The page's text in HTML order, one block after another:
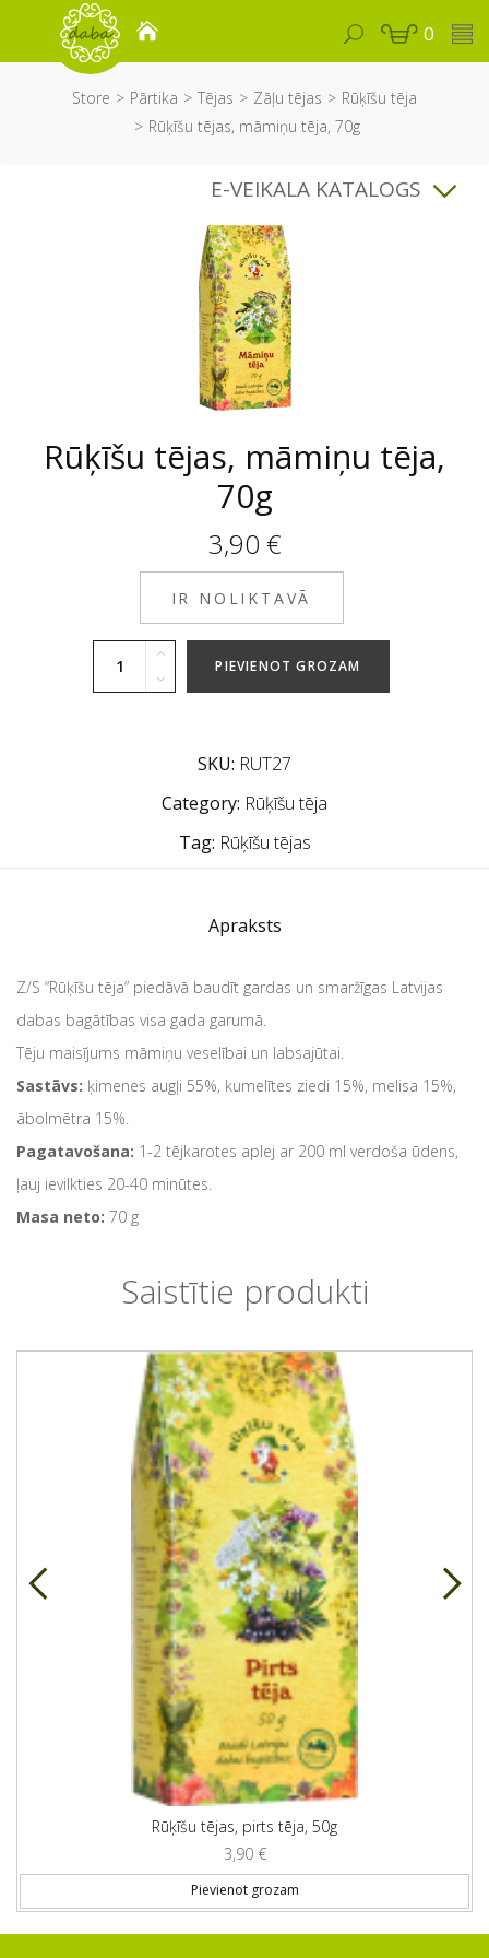
0
Store Pārtika Tējas Zāļu tējas
Rūķīšu tēja
Rūķīšu tējas, māmiņu tēja, 70g
E-VEIKALA KATALOGS
Rūķīšu tējas, māmiņu tēja,
70g
3,90 €
IR NOLIKTAVĀ
PIEVIENOT GROZAM
SKU: RUT27
Category: Rūķīšu tēja
Tag: Rūķīšu tējas
Apraksts
Z/S “Rūķīšu tēja” piedāvā baudīt gardas un smaržīgas Latvijas
dabas bagātības visa gada garumā.
Tēju maisījums māmiņu veselībai un labsajūtai.
Sastāvs: ķimenes augļi 55%, kumelītes ziedi 15%, melisa 15%,
ābolmētra 15%.
Pagatavošana: 1-2 tējkarotes aplej ar 200 ml verdoša ūdens,
ļauj ievilkties 20-40 minūtes.
Masa neto: 70 g
Saistītie produkti
Rūķīšu tējas, pirts tēja, 50g
3,90 €
Pievienot grozam